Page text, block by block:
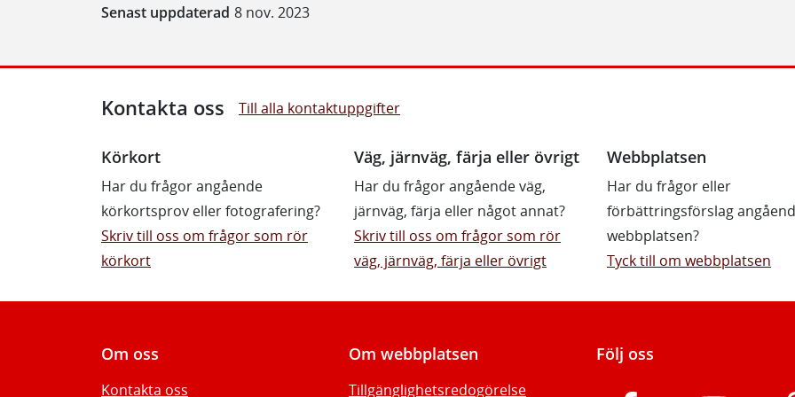
Senast uppdaterad 8 nov. 2023
Kontakta oss Till alla kontaktuppgifter
Körkort
Har du frågor angående
körkortsprov eller fotografering?
Skriv till oss om frågor som rör
körkort
Väg, järnväg, färja eller övrigt
Har du frågor angående väg,
järnväg, färja eller något annat?
Skriv till oss om frågor som rör
väg, järnväg, färja eller övrigt
Webbplatsen
Har du frågor eller
förbättringsförslag
webbplatsen?
Tyck till om webbplatsen
Om oss
Kontakta oss
Om webbplatsen
Tillgänglighetsredogörelse
Följ oss